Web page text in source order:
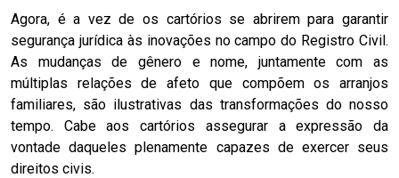
Agora, é a vez de os cartórios se abrirem para garantir
segurança jurídica às inovações no campo do Registro Civil.
As mudanças de gênero e nome, juntamente com as
múltiplas relações de afeto que compõem os arranjos
familiares, são ilustrativas das transformações do nosso
tempo. Cabe aos cartórios assegurar a expressão da
vontade daqueles plenamente capazes de exercer seus
direitos civis.